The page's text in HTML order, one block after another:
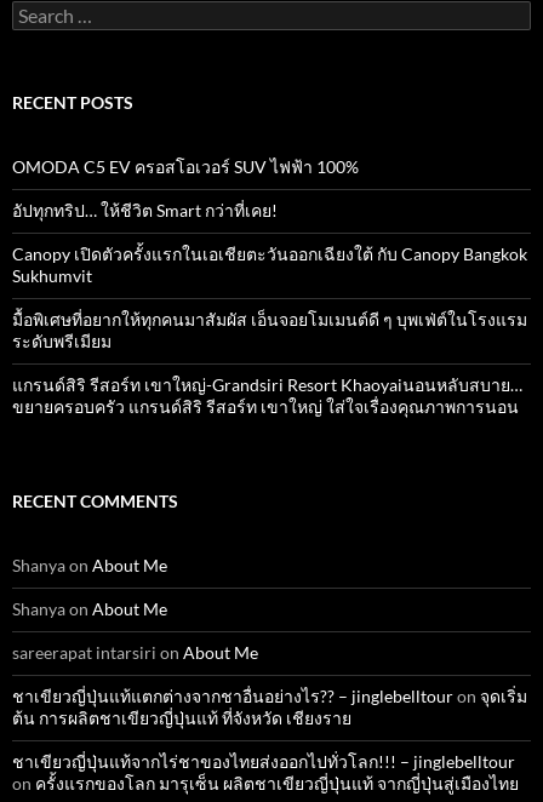
Search
for:
RECENT POSTS
OMODA C5 EV ครอสโอเวอร์ SUV ไฟฟ้า 100%
อัปทุกทริป… ให้ชีวิต Smart กว่าที่เคย!
Canopy เปิดตัวครั้งแรกในเอเชียตะวันออกเฉียงใต้ กับ Canopy Bangkok
Sukhumvit
มื้อพิเศษที่อยากให้ทุกคนมาสัมผัส เอ็นจอยโมเมนต์ดี ๆ บุพเฟ่ต์ในโรงแรม
ระดับพรีเมียม
แกรนด์สิริ​ รีสอร์ท​ เขาใหญ่​-Grandsiri​ Resort​ Khaoyaiนอนหลับสบาย…
ขยายครอบครัว แกรนด์สิริ รีสอร์ท เขาใหญ่ ใส่ใจเรื่องคุณภาพการนอน
RECENT COMMENTS
Shanyaon About Me
Shanyaon About Me
sareerapat intarsiri on About Me
ชาเขียวญี่ปุ่นแท้แตกต่างจากชาอื่นอย่างไร?? – jinglebelltouron จุดเริ่ม
ต้น การผลิตชาเขียวญี่ปุ่นแท้ ที่จังหวัด เชียงราย
ชาเขียวญี่ปุ่นแท้จากไร่ชาของไทยส่งออกไปทั่วโลก!!! – jinglebelltour
on ครั้งแรกของโลก มารุเซ็น ผลิตชาเขียวญี่ปุ่นแท้ จากญี่ปุ่นสู่เมืองไทย